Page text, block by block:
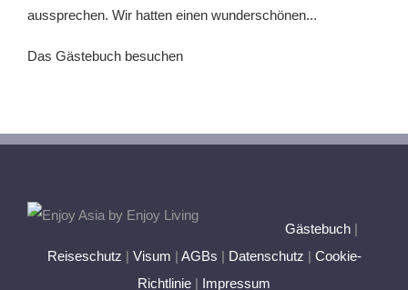
aussprechen. Wir hatten einen wunderschönen...
Das Gästebuch besuchen
Gästebuch |
Reiseschutz | Visum | AGBs | Datenschutz | Cookie-
Richtlinie | Impressum